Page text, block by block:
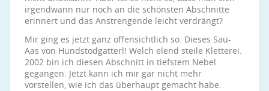
irgendwann nur noch an die schönsten Abschnitte
erinnert und das Anstrengende leicht verdrängt?
Mir ging es jetzt ganz offensichtlich so. Dieses Sau-
Aas von Hundstodgatterl! Welch elend steile Kletterei.
2002 bin ich diesen Abschnitt in tiefstem Nebel
gegangen. Jetzt kann ich mir gar nicht mehr
vorstellen, wie ich das überhaupt gemacht habe.